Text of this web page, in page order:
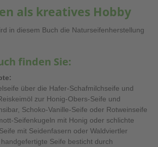
als kreatives Hobby
in diesem Buch die Naturseifenherstellung
finden Sie:
über die Hafer-Schafmilchseife und
zur Honig-Obers-Seife und
Schoko-Vanille-Seife oder Rotweinseife
Seifenkugeln mit Honig oder schlichte
mit Seidenfasern oder Waldviertler
Seife besticht durch